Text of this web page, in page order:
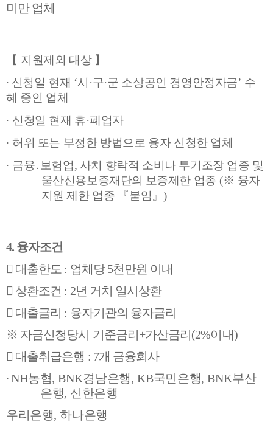
미만 업체
【 지원제외 대상 】
∙ 신청일 현재 ‘시 ·구·군 소상공인 경영안정자금’ 수
혜 중인 업체
∙ 신청일 현재 휴·폐업자
∙ 허위 또는 부정한 방법으로 융자 신청한 업체
∙ 금융․ 보험업, 사치 향락적 소비나 투기조장 업종 및
울산신용보증재단의 보증제한 업종 (※ 융자
지원 제한 업종
『붙임 』)
4. 융자조건
 대출한도 : 업체당5천만원 이내
 상환조건 : 2년 거치 일시상환
 대출금리 : 융자기관의 융자금리
※ 자금신청당시 기준금리 +가산금리 (2%이내)
 대출취급은행 : 7개 금융회사
∙NH농협, BNK경남은행, KB국민은행,BNK부산
은행, 신한은행
우리은행,하나은행